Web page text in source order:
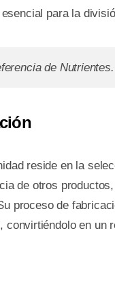
esencial para la
de Nutrientes.
reside en la
de otros
proceso de
convirtiéndolo en un